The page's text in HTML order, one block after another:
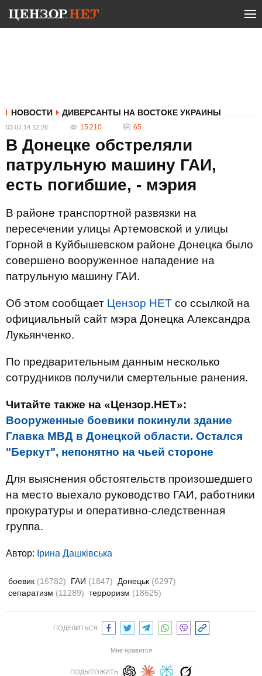
НОВОСТИ ДИВЕРСАНТЫ НА ВОСТОКЕ УКРАИНЫ
03.07.14 12:26 15 210 65
В Донецке обстреляли
патрульную машину ГАИ,
есть погибшие, - мэрия
В районе транспортной развязки на
пересечении улицы Артемовской и улицы
Горной в Куйбышевском районе Донецка было
совершено вооруженное нападение на
патрульную машину ГАИ.
Об этом сообщает Цензор НЕТ со ссылкой на
официальный сайт мэра Донецка Александра
Лукьянченко.
По предварительным данным несколько
сотрудников получили смертельные ранения.
Читайте также на «Цензор.НЕТ»:
Вооруженные боевики покинули здание
Главка МВД в Донецкой области. Остался
"Беркут", непонятно на чьей стороне
Для выяснения обстоятельств произошедшего
на место выехало руководство ГАИ, работники
прокуратуры и оперативно-следственная
группа.
Автор: Ірина Дашківська
боевик (16782) ГАИ (1847) Донецьк (6297)
сепаратизм (11289) терроризм (18625)
ПОДЕЛИТЬСЯ:
Мне нравится
ПОДЫТОЖИТЬ: